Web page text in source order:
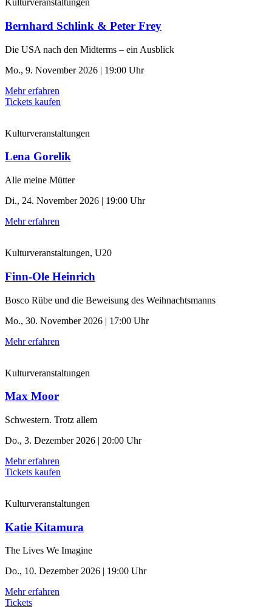
Kulturveranstaltungen
Bernhard Schlink & Peter Frey
Die USA nach den Midterms – ein Ausblick
Mo., 9. November 2026 | 19:00 Uhr
Mehr erfahren
Tickets kaufen
Kulturveranstaltungen
Lena Gorelik
Alle meine Mütter
Di., 24. November 2026 | 19:00 Uhr
Mehr erfahren
Kulturveranstaltungen, U20
Finn-Ole Heinrich
Bosco Rübe und die Beweisung des Weihnachtsmanns
Mo., 30. November 2026 | 17:00 Uhr
Mehr erfahren
Kulturveranstaltungen
Max Moor
Schwestern. Trotz allem
Do., 3. Dezember 2026 | 20:00 Uhr
Mehr erfahren
Tickets kaufen
Kulturveranstaltungen
Katie Kitamura
The Lives We Imagine
Do., 10. Dezember 2026 | 19:00 Uhr
Mehr erfahren
Tickets